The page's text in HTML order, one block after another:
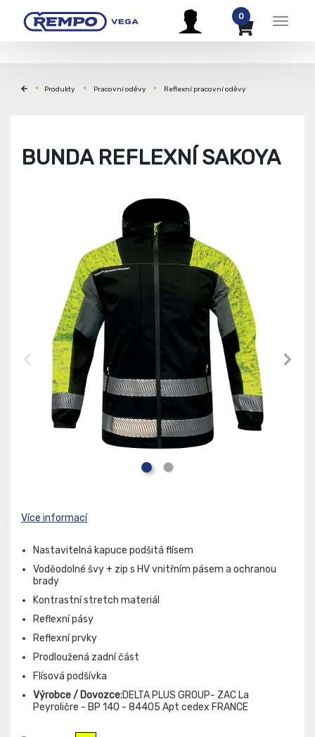
Menu
0
Produkty Pracovní oděvy Reflexní pracovní oděvy
BUNDA REFLEXNÍ SAKOYA
Více informací
Nastavitelná kapuce podšitá flísem
Voděodolné švy + zip s HV vnitřním pásem a ochranou
brady
Kontrastní stretch materiál
Reflexní pásy
Reflexní prvky
Prodloužená zadní část
Flísová podšívka
Výrobce / Dovozce:DELTA PLUS GROUP- ZAC La
Peyroličre - BP 140 - 84405 Apt cedex FRANCE